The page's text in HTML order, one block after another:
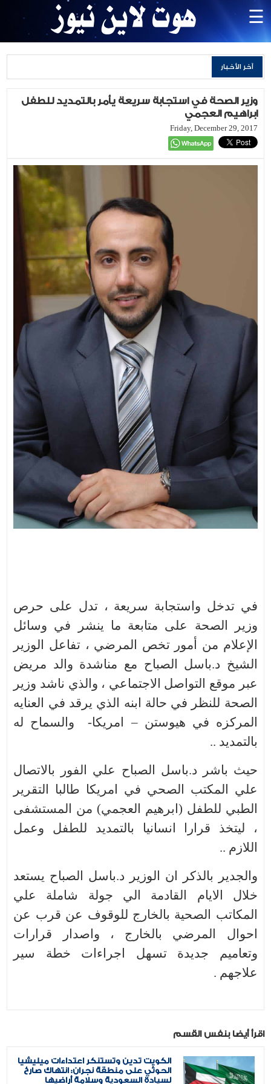
×
محليات
أمن
وقضاء
وجرائم
اقليمي
وعالمي
المقالات
☰
آخر الأخبار
وزير الصحة في استجابة سريعة يأمر بالتمديد للطفل
ابراهيم العجمي
Friday, December 29, 2017
في تدخل و استجابة سريعة ، تدل على حرص
وزير الصحة على متابعة ما ينشر في وسائل
الإعلام من أمور تخص المرضي ، تفاعل الوزير
الشيخ د.باسل الصباح مع مناشدة والد مريض
عبر موقع التواصل الاجتماعي ، والذي ناشد وزير
الصحة للنظر في حالة ابنه الذي يرقد في العنايه
المركزه في هيوستن – امريكا- والسماح له
بالتمديد ..
حيث باشر د.باسل الصباح علي الفور بالاتصال
علي المكتب الصحي في امريكا طالبا التقرير
الطبي للطفل (ابرهيم العجمي) من المستشفى
، ليتخذ قرارا انسانيا بالتمديد للطفل وعمل
اللازم ..
والجدير بالذكر ان الوزير د.باسل الصباح يستعد
خلال الايام القادمة الي جولة شاملة علي
المكاتب الصحية بالخارج للوقوف عن قرب عن
احوال المرضي بالخارج ، واصدار قرارات
وتعاميم جديدة تسهل اجراءات خطة سير
علاجهم .
اقرأ أيضا بنفس القسم
الكويت تدين وتستنكر اعتداءات ميليشيا
الحوثي على منطقة نجران: انتهاك صارخ
لسيادة السعودية وسلامة أراضيها